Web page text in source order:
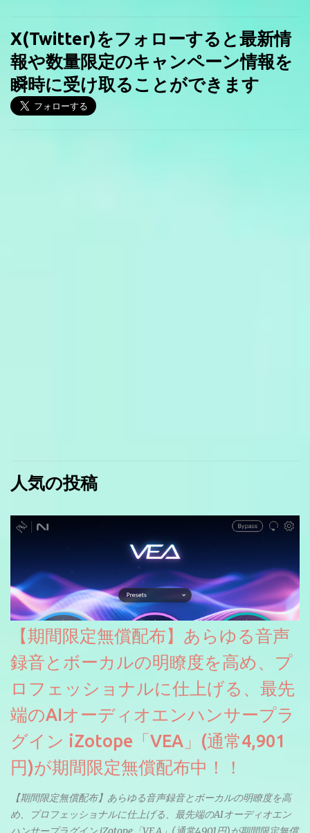
X(Twitter)をフォローすると最新情
報や数量限定のキャンペーン情報を
瞬時に受け取ることができます
人気の投稿
【期間限定無償配布】あらゆる音声
録音とボーカルの明瞭度を高め、プ
ロフェッショナルに仕上げる、最先
端のAIオーディオエンハンサープラ
グイン iZotope「VEA」(通常4,901
円)が期間限定無償配布中！！
【期間限定無償配布】あらゆる音声録音とボーカルの明瞭度を高
め、プロフェッショナルに仕上げる、最先端のAIオーディオエン